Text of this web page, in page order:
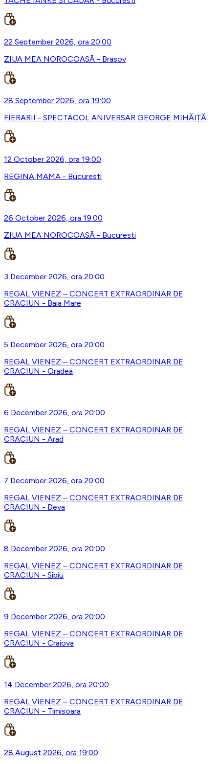
22 September 2026, ora 20:00
ZIUA MEA NOROCOASĂ - Brasov
28 September 2026, ora 19:00
FIERARII - SPECTACOL ANIVERSAR GEORGE MIHĂIȚĂ
12 October 2026, ora 19:00
REGINA MAMA - Bucuresti
26 October 2026, ora 19:00
ZIUA MEA NOROCOASĂ - Bucuresti
3 December 2026, ora 20:00
REGAL VIENEZ – CONCERT EXTRAORDINAR DE
CRACIUN - Baia Mare
5 December 2026, ora 20:00
REGAL VIENEZ – CONCERT EXTRAORDINAR DE
CRACIUN - Oradea
6 December 2026, ora 20:00
REGAL VIENEZ – CONCERT EXTRAORDINAR DE
CRACIUN - Arad
7 December 2026, ora 20:00
REGAL VIENEZ – CONCERT EXTRAORDINAR DE
CRACIUN - Deva
8 December 2026, ora 20:00
REGAL VIENEZ – CONCERT EXTRAORDINAR DE
CRACIUN - Sibiu
9 December 2026, ora 20:00
REGAL VIENEZ – CONCERT EXTRAORDINAR DE
CRACIUN - Craiova
14 December 2026, ora 20:00
REGAL VIENEZ – CONCERT EXTRAORDINAR DE
CRACIUN - Timisoara
28 August 2026, ora 19:00